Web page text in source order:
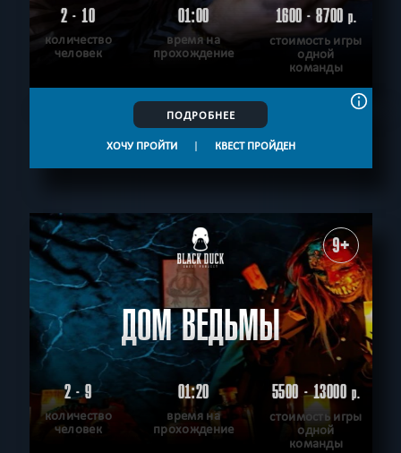
2 - 10
количество
человек
01:00
время на
прохождение
1600 - 8700р.
стоимость игры
одной
команды
ПОДРОБНЕЕ
ХОЧУ ПРОЙТИ | КВЕСТ ПРОЙДЕН
9+
ДОМ ВЕДЬМЫ
2 - 9
количество
человек
01:20
время на
прохождение
5500 - 13000р.
стоимость игры
одной
команды